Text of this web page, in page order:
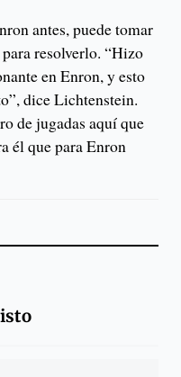
antes, puede tomar
resolverlo. “Hizo
en Enron, y esto
dice Lichtenstein.
de jugadas aquí que
él que para Enron